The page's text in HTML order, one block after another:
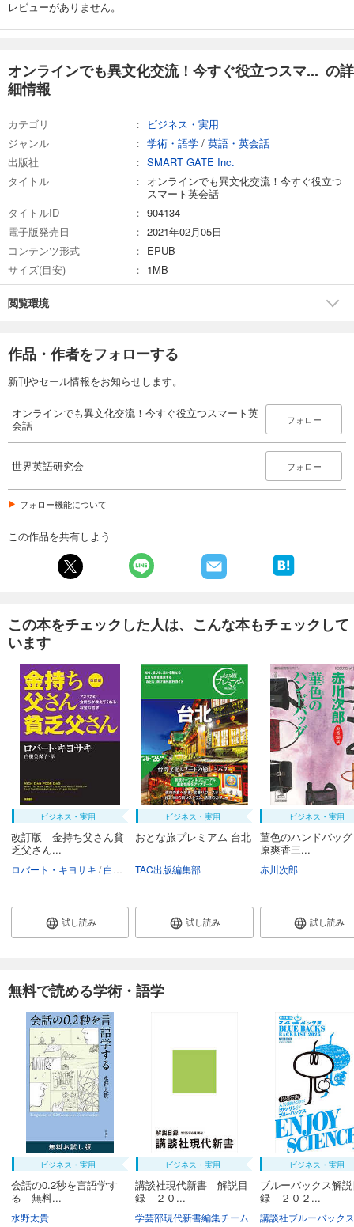
レビューがありません。
オンラインでも異文化交流！今すぐ役立つスマ... の詳
細情報
カテゴリ
ビジネス・実用
ジャンル
学術・語学 / 英語・英会話
出版社
SMART GATE Inc.
タイトル
オンラインでも異文化交流！今すぐ役立つ
スマート英会話
タイトルID
904134
電子版発売日
2021年02月05日
コンテンツ形式
EPUB
サイズ(目安)
1MB
閲覧環境
作品・作者をフォローする
新刊やセール情報をお知らせします。
オンラインでも異文化交流！今すぐ役立つスマート英
会話
フォロー
世界英語研究会 フォロー
フォロー機能について
この作品を共有しよう
この本をチェックした人は、こんな本もチェックして
います
ビジネス・実用
改訂版 金持ち父さん貧
乏父さん...
ロバート・キヨサキ 白根美保子
試し読み
ビジネス・実用
おとな旅プレミアム 台北
TAC出版編集部
試し読み
ビジネス・実用
菫色のハンドバッ
原爽香三...
赤川次郎
試し読み
無料で読める学術・語学
ビジネス・実用
会話の0.2秒を言語学す
る 無料...
水野太貴
ビジネス・実用
講談社現代新書 解説目
録 ２０...
学芸部現代新書編集チーム
ビジネス・実用
ブルーバックス解
録 ２０２...
講談社ブルーバックス